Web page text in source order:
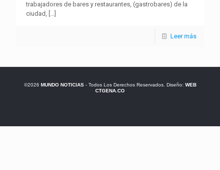
trabajadores de bares y restaurantes, (gastrobares) de la
ciudad, […]
Leer más
©2026 MUNDO NOTICIAS- Todos Los Derechos Reservados. Diseño: WEB
CTGENA.CO